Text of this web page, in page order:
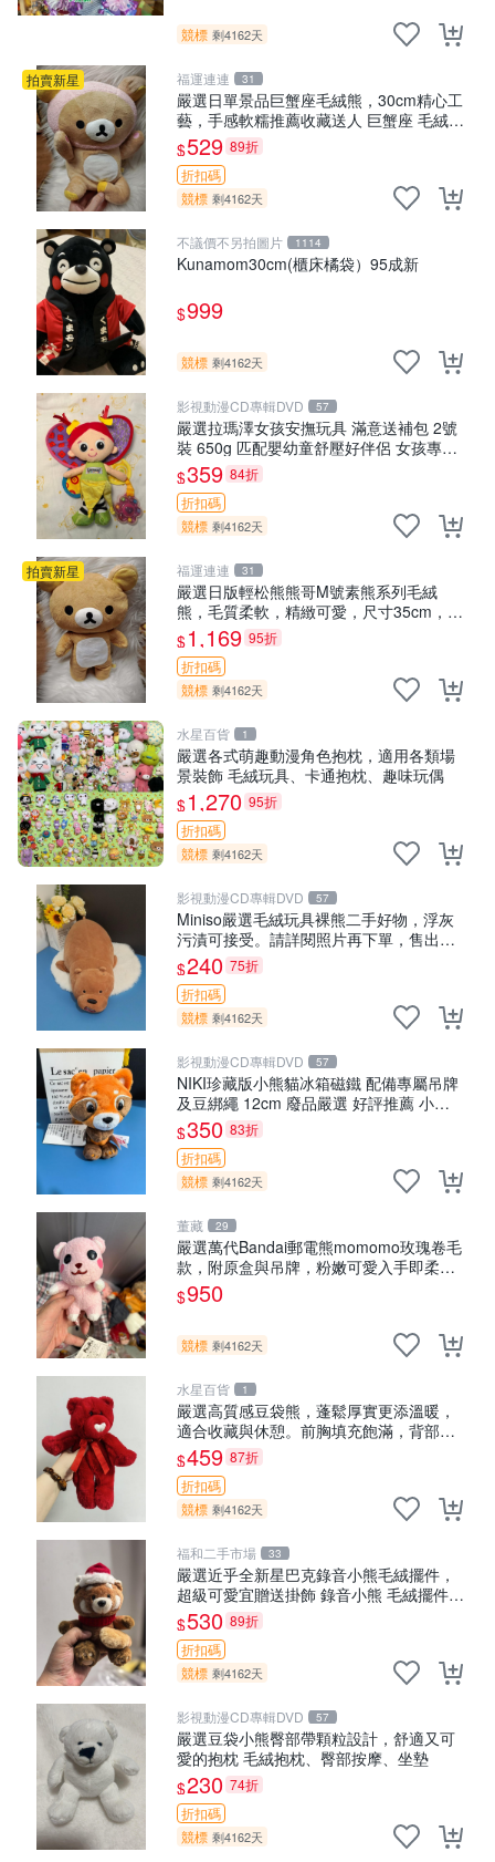
競標 剩4162天
拍賣新星 福運連連 31
嚴選日單景品巨蟹座毛絨熊，30cm精心工
藝，手感軟糯推薦收藏送人 巨蟹座 毛絨玩
具 精緻做工
$529 89折
折扣碼
競標 剩4162天
不議價不另拍圖片 1114
Kunamom30cm(櫃床橘袋）95成新
$999
競標 剩4162天
影視動漫CD專輯DVD 57
嚴選拉瑪澤女孩安撫玩具 滿意送補包 2號
裝 650g 匹配嬰幼童舒壓好伴侶 女孩專用
安心選擇 安撫玩偶 衝包 玩具
$359 84折
折扣碼
競標 剩4162天
拍賣新星 福運連連 31
嚴選日版輕松熊熊哥M號素熊系列毛絨
熊，毛質柔軟，精緻可愛，尺寸35cm，保
存狀態優異。收藏或贈送皆為佳選。 中古
毛絨熊 毛玩偶
$1,169 95折
折扣碼
競標 剩4162天
水星百貨 1
嚴選各式萌趣動漫角色抱枕，適用各類場
景裝飾 毛絨玩具、卡通抱枕、趣味玩偶
$1,270 95折
折扣碼
競標 剩4162天
影視動漫CD專輯DVD 57
Miniso嚴選毛絨玩具裸熊二手好物，浮灰
污漬可接受。請詳閱照片再下單，售出不
退不換。全新品相收藏推薦。 裸熊 毛絨玩
具 收藏
$240 75折
折扣碼
競標 剩4162天
影視動漫CD專輯DVD 57
NIKI珍藏版小熊貓冰箱磁鐵 配備專屬吊牌
及豆綁繩 12cm 廢品嚴選 好評推薦 小熊
貓冰箱貼 磁鐵掛件 冰箱飾品
$350 83折
折扣碼
競標 剩4162天
董藏 29
嚴選萬代Bandai郵電熊momomo玫瑰卷毛
款，附原盒與吊牌，粉嫩可愛入手即柔軟
～ 玫瑰卷毛 郵電熊 正品
$950
競標 剩4162天
水星百貨 1
嚴選高質感豆袋熊，蓬鬆厚實更添溫暖，
適合收藏與休憩。前胸填充飽滿，背部亦
具優雅設計。 豆袋熊 保暖 溫柔 蓬松
$459 87折
折扣碼
競標 剩4162天
福和二手市場 33
嚴選近乎全新星巴克錄音小熊毛絨擺件，
超級可愛宜贈送掛飾 錄音小熊 毛絨擺件
贈品
$530 89折
折扣碼
競標 剩4162天
影視動漫CD專輯DVD 57
嚴選豆袋小熊臀部帶顆粒設計，舒適又可
愛的抱枕 毛絨抱枕、臀部按摩、坐墊
$230 74折
折扣碼
競標 剩4162天